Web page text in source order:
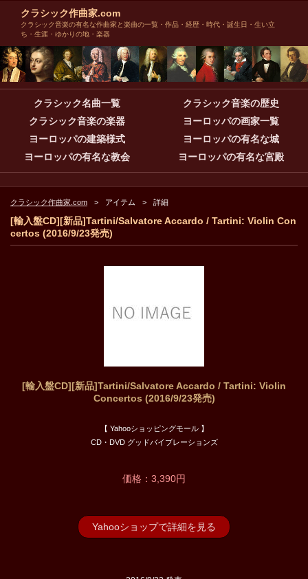
クラシック作曲家.com
クラシック音楽の有名な作曲家と楽曲の一覧・作品・経歴・時代・誕生日・生い立
ち・生涯・ゆかりの地・楽器
クラシック名曲一覧
クラシック音楽の歴史
クラシック音楽の楽器
ヨーロッパの画家一覧
ヨーロッパの建築様式
ヨーロッパの有名な城
ヨーロッパの有名な教会
ヨーロッパの有名な宮殿
クラシック作曲家.com アイテム 詳細
[輸入盤CD][新品]Tartini/Salvatore Accardo / Tartini: Violin Con
certos (2016/9/23発売)
[輸入盤CD][新品]Tartini/Salvatore Accardo / Tartini: Violin
Concertos (2016/9/23発売)
【 Yahooショッピングモール 】
CD・DVD グッドバイブレーションズ
価格：3,390円
Yahooショップで詳細を見る